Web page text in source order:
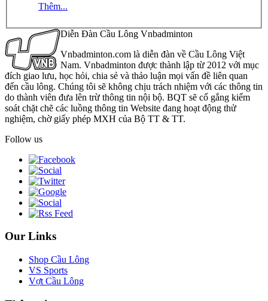
Thêm...
Diễn Đàn Cầu Lông Vnbadminton
Vnbadminton.com là diễn đàn về Cầu Lông Việt
Nam. Vnbadminton được thành lập từ 2012 với mục
đích giao lưu, học hỏi, chia sẻ và thảo luận mọi vấn đề liên quan
đến cầu lông. Chúng tôi sẽ không chịu trách nhiệm với các thông tin
do thành viên đưa lên trừ thông tin nội bộ. BQT sẽ cố gắng kiểm
soát chặt chẽ các luồng thông tin Website đang hoạt động thử
nghiệm, chờ giấy phép MXH của Bộ TT & TT.
Follow us
Our Links
Shop Cầu Lông
VS Sports
Vợt Cầu Lông